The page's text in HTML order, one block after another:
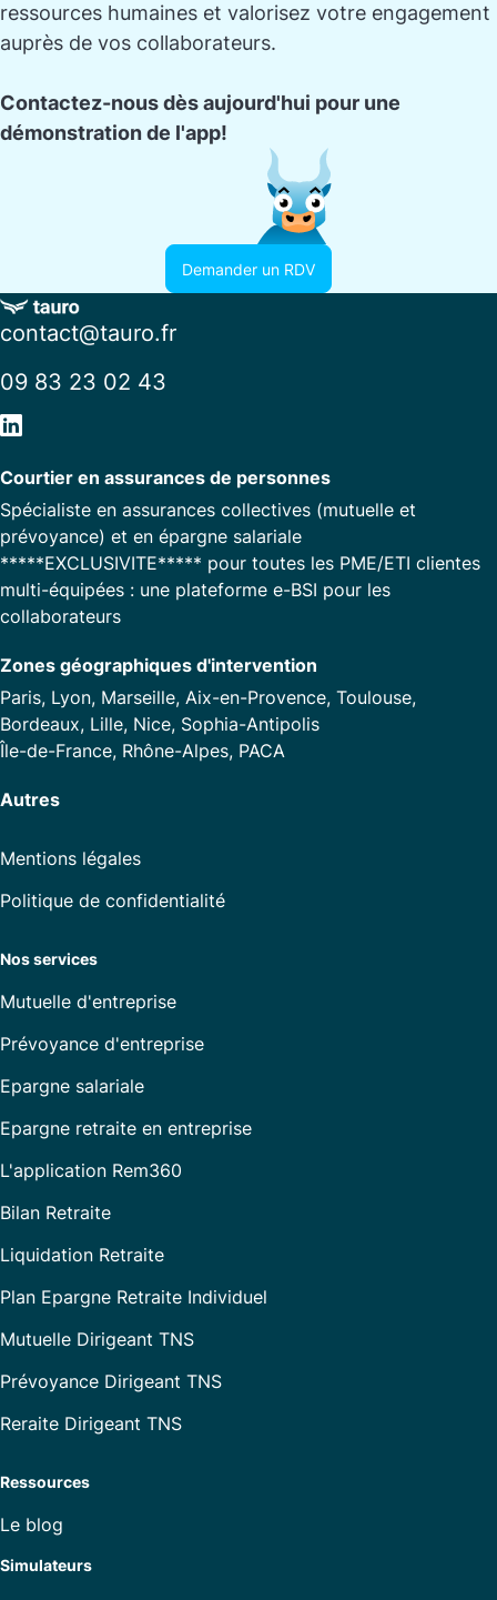
ressources humaines et valorisez votre engagement
auprès de vos collaborateurs.
Contactez-nous dès aujourd'hui pour une
démonstration de l'app!
Demander un RDV
contact@tauro.fr
09 83 23 02 43
Courtier en assurances de personnes
Spécialiste en assurances collectives (mutuelle et
prévoyance) et en épargne salariale
*****EXCLUSIVITE***** pour toutes les PME/ETI clientes
multi-équipées : une plateforme e-BSI pour les
collaborateurs
Zones géographiques d'intervention
Paris, Lyon, Marseille, Aix-en-Provence, Toulouse,
Bordeaux, Lille, Nice, Sophia-Antipolis
Île-de-France, Rhône-Alpes, PACA
Autres
Mentions légales
Politique de confidentialité
Nos services
Mutuelle d'entreprise
Prévoyance d'entreprise
Epargne salariale
Epargne retraite en entreprise
L'application Rem360
Bilan Retraite
Liquidation Retraite
Plan Epargne Retraite Individuel
Mutuelle Dirigeant TNS
Prévoyance Dirigeant TNS
Reraite Dirigeant TNS
Ressources
Le blog
Simulateurs